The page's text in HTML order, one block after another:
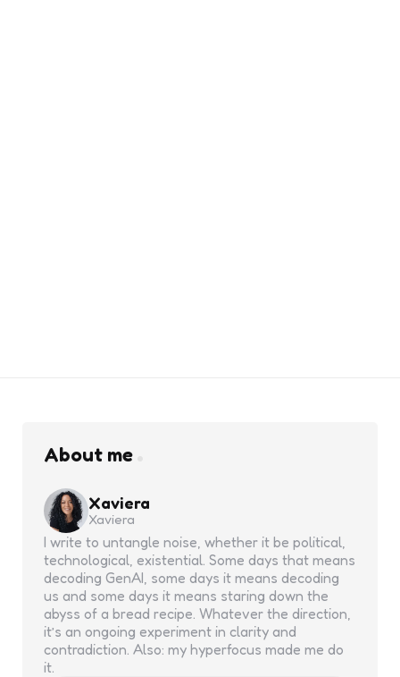
About me
Xaviera
Xaviera
I write to untangle noise, whether it be political,
technological, existential. Some days that means
decoding GenAI, some days it means decoding
us and some days it means staring down the
abyss of a bread recipe. Whatever the direction,
it’s an ongoing experiment in clarity and
contradiction. Also: my hyperfocus made me do
it.